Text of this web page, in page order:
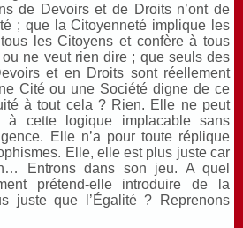
de Devoirs et de Droits n’ont de
; que la Citoyenneté implique les
les Citoyens et confère à tous
ou ne veut rien dire ; que seuls des
et en Droits sont réellement
Cité ou une Société digne de ce
à tout cela ? Rien. Elle ne peut
à cette logique implacable sans
Elle n’a pour toute réplique
Elle, elle est plus juste car
Entrons dans son jeu. A quel
prétend-elle introduire de la
juste que l’Égalité ? Reprenons